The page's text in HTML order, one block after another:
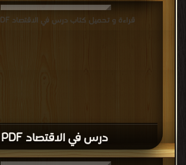
درس في الاقتصاد PDF
قراءة و تحميل كتاب درس في الاقتصاد PDF مجانا